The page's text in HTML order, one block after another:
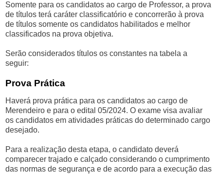
Somente para os candidatos ao cargo de Professor, a prova
de títulos terá caráter classificatório e concorrerão à prova
de títulos somente os candidatos habilitados e melhor
classificados na prova objetiva.
Serão considerados títulos os constantes na tabela a
seguir:
Prova Prática
Haverá prova prática para os candidatos ao cargo de
Merendeiro e para o edital 05/2024. O exame visa avaliar
os candidatos em atividades práticas do determinado cargo
desejado.
Para a realização desta etapa, o candidato deverá
comparecer trajado e calçado considerando o cumprimento
das normas de segurança e de acordo para a execução das